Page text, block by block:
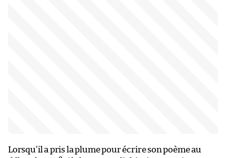
Lorsqu’il a pris la plume pour écrire son poème au